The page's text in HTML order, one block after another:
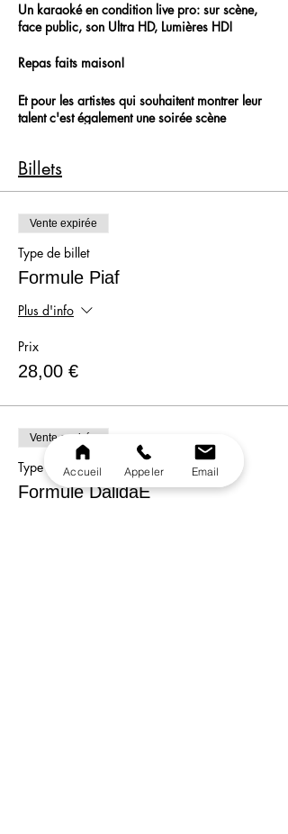
Un karaoké en condition live pro: sur scène,
face public, son Ultra HD, Lumières HD!
Repas faits maison!
Et pour les artistes qui souhaitent montrer leur
talent c'est également une soirée scène
public votre talent!
une ambiance ultra conviviale, familiale
19h - 00h30
Billets
Vente expirée
Type de billet
Formule Piaf
Plus d'info
Prix
28,00 €
Vente expirée
Type de billet
Formule DalidaE
Accueil Appeler Email